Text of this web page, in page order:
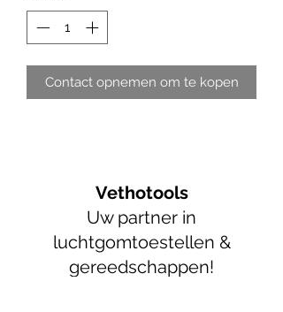
Contact opnemen om te kopen
Vethotools
Uw partner in
luchtgomtoestellen &
gereedschappen!